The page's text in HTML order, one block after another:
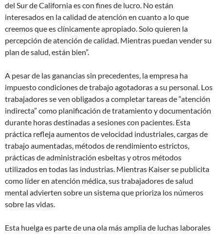
del Sur de California es con fines de lucro. No están
interesados en la calidad de atención en cuanto a lo que
creemos que es clínicamente apropiado. Solo quieren la
percepción de atención de calidad. Mientras puedan vender su
plan de salud, están bien”.
A pesar de las ganancias sin precedentes, la empresa ha
impuesto condiciones de trabajo agotadoras a su personal. Los
trabajadores se ven obligados a completar tareas de “atención
indirecta” como planificación de tratamiento y documentación
durante horas destinadas a sesiones con pacientes. Esta
práctica refleja aumentos de velocidad industriales, cargas de
trabajo aumentadas, métodos de rendimiento estrictos,
prácticas de administración esbeltas y otros métodos
utilizados en todas las industrias. Mientras Kaiser se publicita
como líder en atención médica, sus trabajadores de salud
mental advierten sobre un sistema que prioriza los números
sobre las vidas.
Esta huelga es parte de una ola más amplia de luchas laborales